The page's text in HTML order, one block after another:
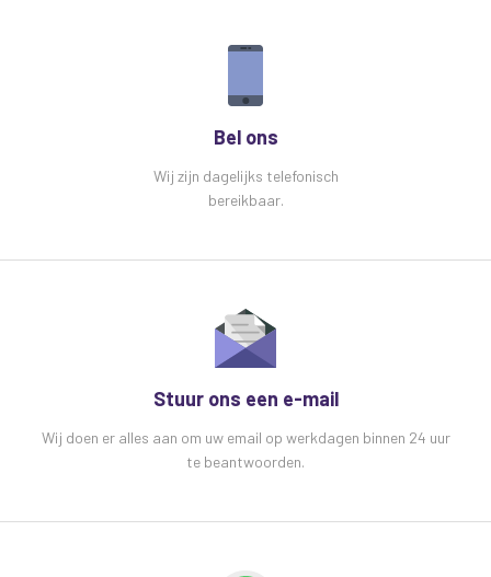
Bel ons
Wij zijn dagelijks telefonisch
bereikbaar.
Stuur ons een e-mail
Wij doen er alles aan om uw email op werkdagen binnen 24 uur
te beantwoorden.